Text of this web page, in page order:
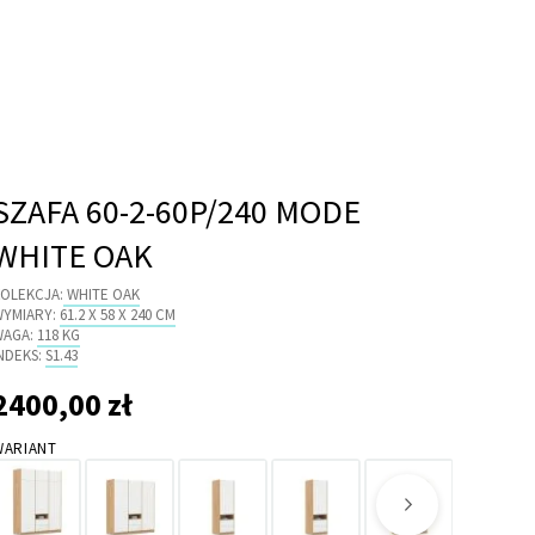
60-2-60P/240 MODE
OAK
WHITE OAK
61.2 X 58 X 240 CM
118 KG
S1.43
400,00 zł zł